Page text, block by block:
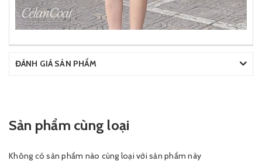
ĐÁNH GIÁ SẢN PHẨM
Sản phẩm cùng loại
Không có sản phẩm nào cùng loại với sản phẩm này